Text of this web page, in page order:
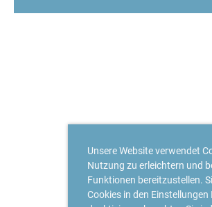
Unsere Website verwendet
Nutzung zu erleichtern und
Funktionen bereitzustellen.
Cookies in den